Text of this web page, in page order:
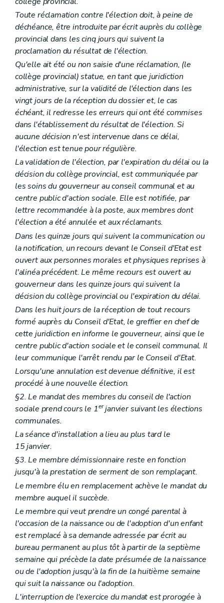
Toute réclamation contre l'élection doit, à peine de
déchéance, être introduite par écrit auprès du collège
provincial dans les cinq jours qui suivent la
proclamation du résultat de l'élection.
Qu'elle ait été ou non saisie d'une réclamation, (le
collège provincial) statue, en tant que juridiction
administrative, sur la validité de l'élection dans les
vingt jours de la réception du dossier et, le cas
échéant, il redresse les erreurs qui ont été commises
dans l'établissement du résultat de l'élection. Si
aucune décision n'est intervenue dans ce délai,
l'élection est tenue pour régulière.
La validation de l'élection, par l'expiration du délai ou la
décision du collège provincial, est communiquée par
les soins du gouverneur au conseil communal et au
centre public d'action sociale. Elle est notifiée, par
lettre recommandée à la poste, aux membres dont
l'élection a été annulée et aux réclamants.
Dans les quinze jours qui suivent la communication ou
la notification, un recours devant le Conseil d'Etat est
ouvert aux personnes morales et physiques reprises à
l'alinéa précédent. Le même recours est ouvert au
gouverneur dans les quinze jours qui suivent la
décision du collège provincial ou l'expiration du délai.
Dans les huit jours de la réception de tout recours
formé auprès du Conseil d'Etat, le greffier en chef de
cette juridiction en informe le gouverneur, ainsi que le
centre public d'action sociale et le conseil communal. Il
leur communique l'arrêt rendu par le Conseil d'Etat.
Lorsqu'une annulation est devenue définitive, il est
procédé à une nouvelle élection.
§2. Le mandat des membres du conseil de l'action
sociale prend cours le 1erjanvier suivant les élections
communales.
La séance d'installation a lieu au plus tard le
15 janvier.
§3. Le membre démissionnaire reste en fonction
jusqu'à la prestation de serment de son remplaçant.
Le membre élu en remplacement achève le mandat du
membre auquel il succède.
Le membre qui veut prendre un congé parental à
l'occasion de la naissance ou de l'adoption d'un enfant
est remplacé à sa demande adressée par écrit au
bureau permanent au plus tôt à partir de la septième
semaine qui précède la date présumée de la naissance
ou de l'adoption jusqu'à la fin de la huitième semaine
qui suit la naissance ou l'adoption.
L'interruption de l'exercice du mandat est prorogée à